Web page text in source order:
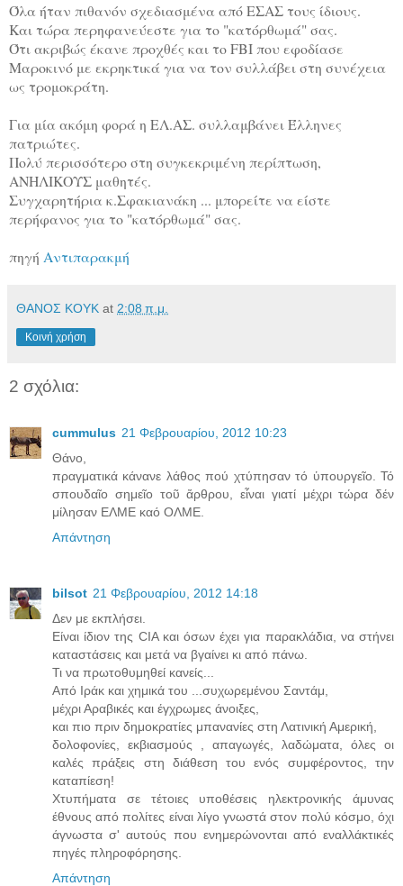
Όλα ήταν πιθανόν σχεδιασμένα από ΕΣΑΣ τους ίδιους.
Και τώρα περηφανεύεστε για το "κατόρθωμά" σας.
Ότι ακριβώς έκανε προχθές και το FBI που εφοδίασε
Μαροκινό με εκρηκτικά για να τον συλλάβει στη συνέχεια
ως τρομοκράτη.
Για μία ακόμη φορά η ΕΛ.ΑΣ. συλλαμβάνει Έλληνες
πατριώτες.
Πολύ περισσότερο στη συγκεκριμένη περίπτωση,
ΑΝΗΛΙΚΟΥΣ μαθητές.
Συγχαρητήρια κ.Σφακιανάκη ... μπορείτε να είστε
περήφανος για το "κατόρθωμά" σας.
πηγή Αντιπαρακμή
ΘΑΝΟΣ ΚΟΥΚ at 2:08 π.μ.
Κοινή χρήση
2 σχόλια:
cummulus 21 Φεβρουαρίου, 2012 10:23
Θάνο,
πραγματικά κάνανε λάθος πού χτύπησαν τό ὑπουργεῖο. Τό
σπουδαῖο σημεῖο τοῦ ἄρθρου, εἶναι γιατί μέχρι τώρα δέν
μίλησαν ΕΛΜΕ καό ΟΛΜΕ.
Απάντηση
bilsot 21 Φεβρουαρίου, 2012 14:18
Δεν με εκπλήσει.
Είναι ίδιον της CIA και όσων έχει για παρακλάδια, να στήνει
καταστάσεις και μετά να βγαίνει κι από πάνω.
Τι να πρωτοθυμηθεί κανείς...
Από Ιράκ και χημικά του ...συχωρεμένου Σαντάμ,
μέχρι Αραβικές και έγχρωμες άνοιξες,
και πιο πριν δημοκρατίες μπανανίες στη Λατινική Αμερική,
δολοφονίες, εκβιασμούς , απαγωγές, λαδώματα, όλες οι
καλές πράξεις στη διάθεση του ενός συμφέροντος, την
καταπίεση!
Χτυπήματα σε τέτοιες υποθέσεις ηλεκτρονικής άμυνας
έθνους από πολίτες είναι λίγο γνωστά στον πολύ κόσμο, όχι
άγνωστα σ' αυτούς που ενημερώνονται από εναλλάκτικές
πηγές πληροφόρησης.
Απάντηση